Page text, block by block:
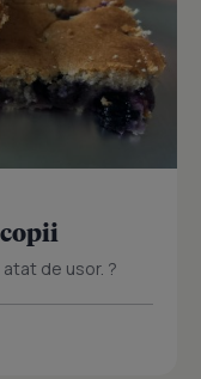
de usor. ?